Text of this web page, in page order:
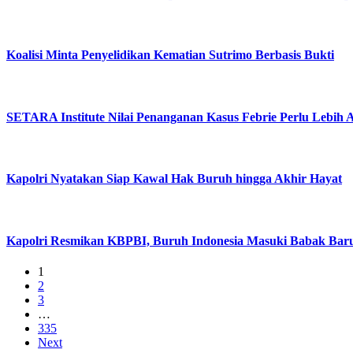
Koalisi Minta Penyelidikan Kematian Sutrimo Berbasis Bukti
SETARA Institute Nilai Penanganan Kasus Febrie Perlu Lebih
Kapolri Nyatakan Siap Kawal Hak Buruh hingga Akhir Hayat
Kapolri Resmikan KBPBI, Buruh Indonesia Masuki Babak
1
2
3
…
335
Next